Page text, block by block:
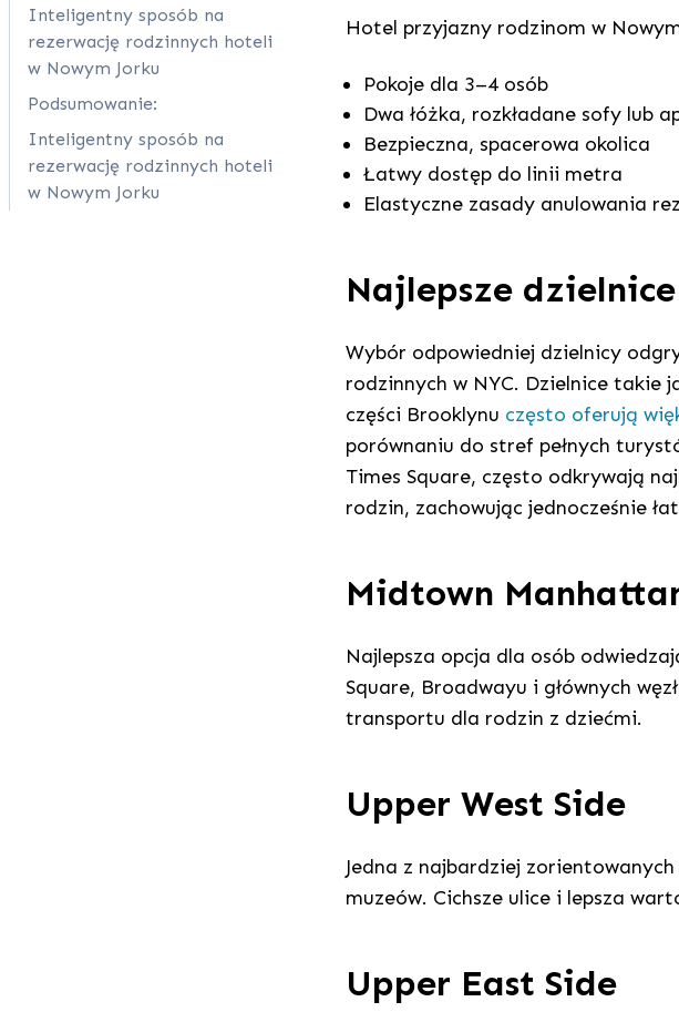
Inteligentny sposób na
rezerwację rodzinnych hoteli
w Nowym Jorku
Podsumowanie:
Inteligentny sposób na
rezerwację rodzinnych hoteli
w Nowym Jorku
Hotel przyjazny rodzinom w
Pokoje dla 3–4 osób
Dwa łóżka, rozkładane sofy lub
Bezpieczna, spacerowa okolica
Łatwy dostęp do linii metra
Elastyczne zasady anulowania
Najlepsze
Wybór odpowiedniej dzielnicy
rodzinnych w NYC. Dzielnice takie
części Brooklynu często oferują
porównaniu do stref pełnych
Times Square, często odkrywają
rodzin, zachowując jednocześnie
Midtown
Najlepsza opcja dla osób
Square, Broadwayu i głównych
transportu dla rodzin z dziećmi.
Upper West Side
Jedna z najbardziej
muzeów. Cichsze ulice i lepsza
Upper East Side